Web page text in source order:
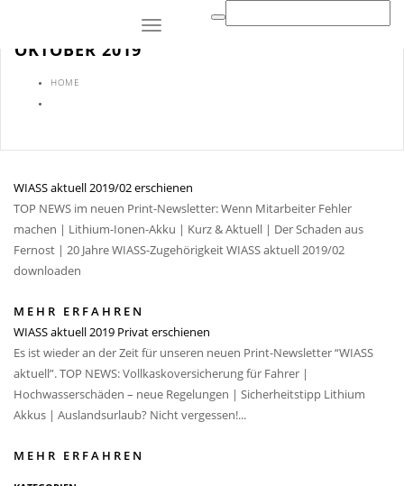
Toggle
OKTOBER 2019
HOME
WIASS aktuell 2019/02 erschienen
TOP NEWS im neuen Print-Newsletter: Wenn Mitarbeiter Fehler
machen | Lithium-Ionen-Akku | Kurz & Aktuell | Der Schaden aus
Fernost | 20 Jahre WIASS-Zugehörigkeit WIASS aktuell 2019/02
downloaden
MEHR ERFAHREN
WIASS aktuell 2019 Privat erschienen
Es ist wieder an der Zeit für unseren neuen Print-Newsletter “WIASS
aktuell”. TOP NEWS: Vollkaskoversicherung für Fahrer |
Hochwasserschäden – neue Regelungen | Sicherheitstipp Lithium
Akkus | Auslandsurlaub? Nicht vergessen!...
MEHR ERFAHREN